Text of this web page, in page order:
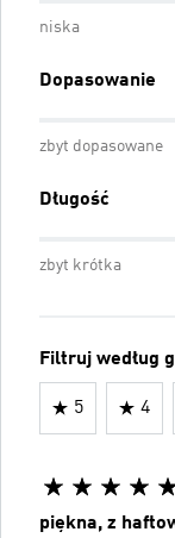
niska
Dopasowanie
zbyt dopasowane
Długość
zbyt krótka
Filtruj według
5 4
piękna, z